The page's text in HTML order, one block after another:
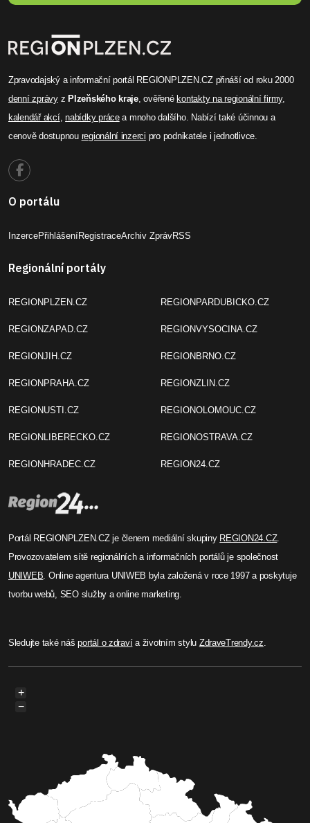
Zpravodajský a informační portál REGIONPLZEN.CZ přináší od roku 2000
denní zprávyzPlzeňského kraje, ověřenékontakty na regionální firmy,
kalendář akcí,nabídky prácea mnoho dalšího. Nabízí také účinnou a
cenově dostupnou regionální inzerci pro podnikatele i jednotlivce.
O portálu
InzercePřihlášeníRegistraceArchiv ZprávRSS
Regionální portály
REGIONPLZEN.CZ
REGIONZAPAD.CZ
REGIONJIH.CZ
REGIONPRAHA.CZ
REGIONUSTI.CZ
REGIONLIBERECKO.CZ
REGIONHRADEC.CZ
REGIONPARDUBICKO.CZ
REGIONVYSOCINA.CZ
REGIONBRNO.CZ
REGIONZLIN.CZ
REGIONOLOMOUC.CZ
REGIONOSTRAVA.CZ
REGION24.CZ
Portál REGIONPLZEN.CZ je členem mediální skupiny REGION24.CZ.
Provozovatelem sítě regionálních a informačních portálů je společnost
UNIWEB . Online agentura UNIWEB byla založená v roce 1997 a poskytuje
tvorbu webů, SEO služby a online marketing.
Sledujte také nášportál o zdravía životním stylu ZdraveTrendy.cz
+
−